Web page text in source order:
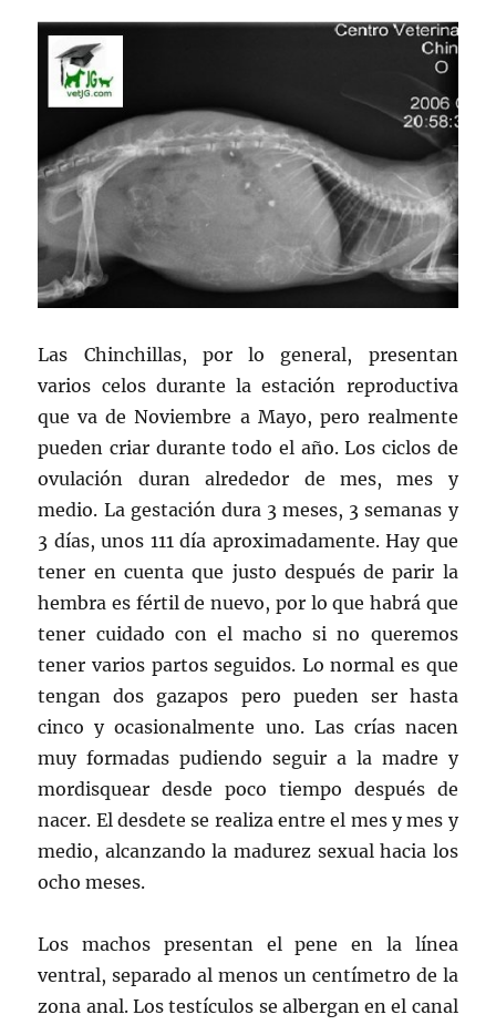
Las Chinchillas, por lo general, presentan
varios celos durante la estación reproductiva
que va de Noviembre a Mayo, pero realmente
pueden criar durante todo el año. Los ciclos de
ovulación duran alrededor de mes, mes y
medio. La gestación dura 3 meses, 3 semanas y
3 días, unos 111 día aproximadamente. Hay que
tener en cuenta que justo después de parir la
hembra es fértil de nuevo, por lo que habrá que
tener cuidado con el macho si no queremos
tener varios partos seguidos. Lo normal es que
tengan dos gazapos pero pueden ser hasta
cinco y ocasionalmente uno. Las crías nacen
muy formadas pudiendo seguir a la madre y
mordisquear desde poco tiempo después de
nacer. El desdete se realiza entre el mes y mes y
medio, alcanzando la madurez sexual hacia los
ocho meses.
Los machos presentan el pene en la línea
ventral, separado al menos un centímetro de la
zona anal. Los testículos se albergan en el canal